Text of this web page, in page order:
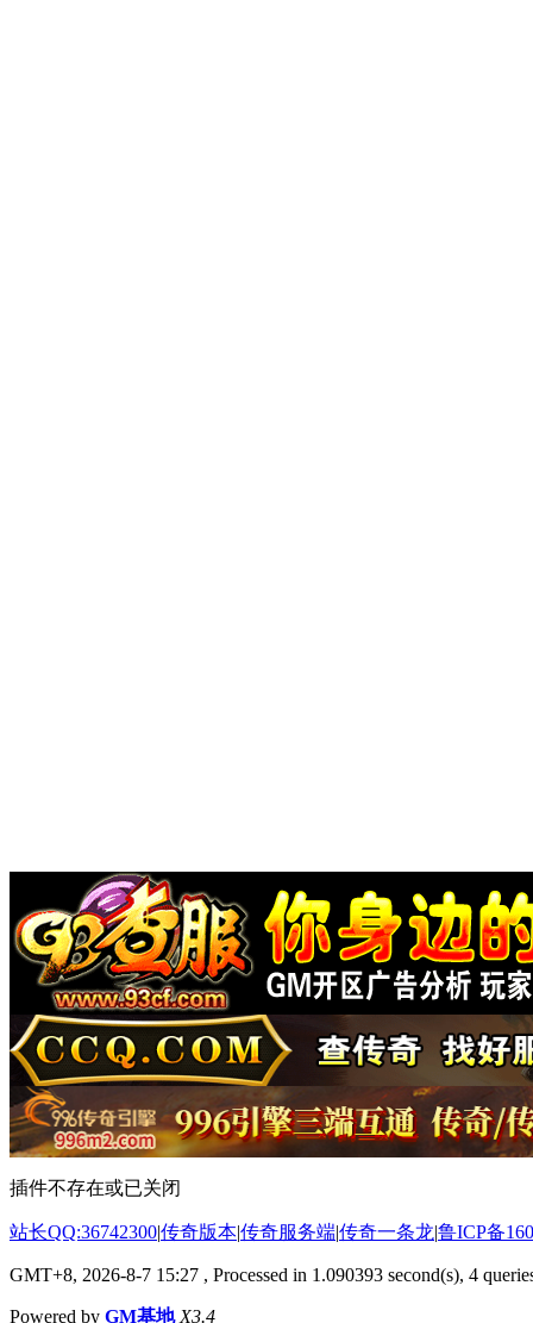
插件不存在或已关闭
站长QQ:36742300|传奇版本|传奇服务端|传奇一条龙|鲁ICP备
GMT+8, 2026-8-7 15:27 , Processed in 1.090393 second(s), 4
Powered by GM基地 X3.4